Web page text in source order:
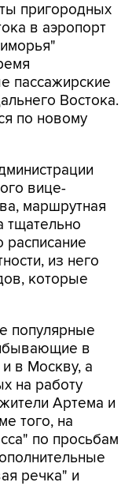
пригородных
в аэропорт
пассажирские
Востока.
по новому
вице-
маршрутная
тщательно
расписание
из него
которые
популярные
в
в Москву, а
на работу
Артема и
того, на
по просьбам
речка" и